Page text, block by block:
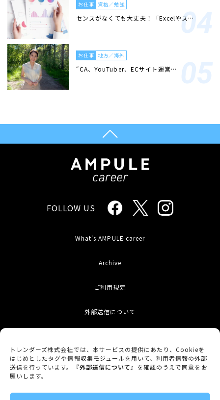
トレンダーズ株式会社では、本サービスの提供にあたり、Cookieを
はじめとしたタグや情報収集モジュールを用いて、利用者情報の外部
送信を行っています。『外部送信について 』を確認のうえで同意をお
願いします。
お仕事 資格／勉強
センスがなくても大丈夫！「Excelやス…
お仕事 地方／海外
“CA、YouTuber、ECサイト運営…
FOLLOW US
What's AMPULE career
Archive
ご利用規定
外部送信について
サイトマップ